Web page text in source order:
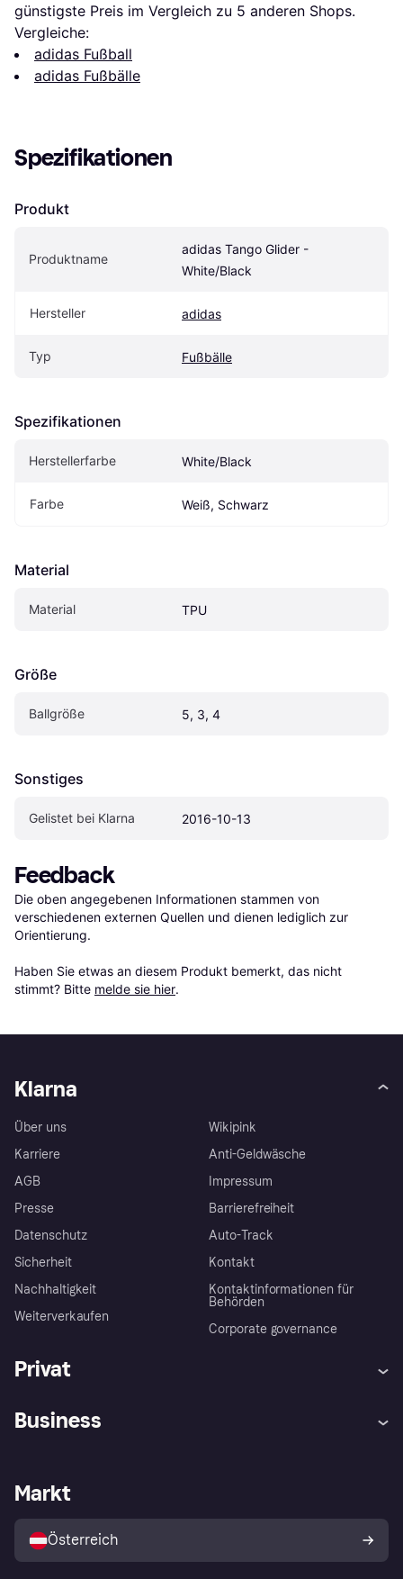
günstigste Preis im Vergleich zu 5 anderen Shops.
Vergleiche:
adidas Fußball
adidas Fußbälle
Spezifikationen
Produkt
Produktname
adidas Tango Glider -
White/Black
Hersteller adidas
Typ Fußbälle
Spezifikationen
Herstellerfarbe White/Black
Farbe Weiß, Schwarz
Material
Material TPU
Größe
Ballgröße 5, 3, 4
Sonstiges
Gelistet bei Klarna 2016-10-13
Feedback
Die oben angegebenen Informationen stammen von
verschiedenen externen Quellen und dienen lediglich zur
Orientierung.
Haben Sie etwas an diesem Produkt bemerkt, das nicht
stimmt? Bitte melde sie hier.
Klarna
Über uns
Karriere
AGB
Presse
Datenschutz
Sicherheit
Nachhaltigkeit
Weiterverkaufen
Wikipink
Anti-Geldwäsche
Impressum
Barrierefreiheit
Auto-Track
Kontakt
Kontaktinformationen für
Behörden
Corporate governance
Privat
Shops entdecken
Business
Händlerportal
Markt
Österreich